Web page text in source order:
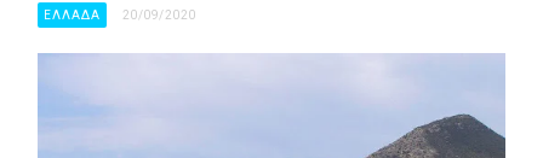
ΕΛΛΑΔΑ 20/09/2020